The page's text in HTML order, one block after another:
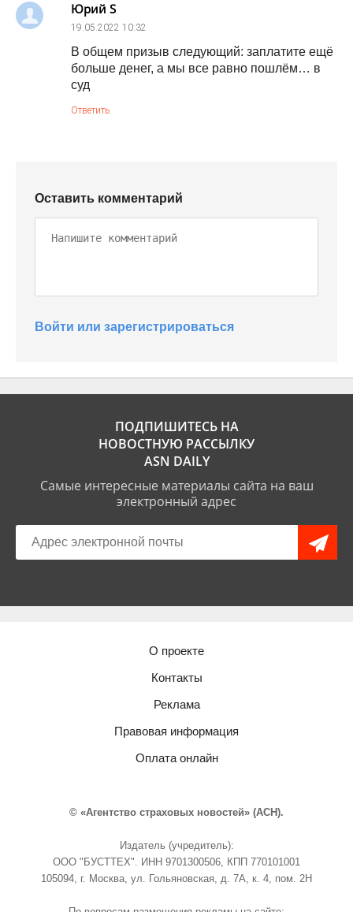
Юрий S
19.05.2022 10:32
В общем призыв следующий: заплатите ещё
больше денег, а мы все равно пошлём… в
суд
Ответить
Оставить комментарий
Войти или зарегистрироваться
ПОДПИШИТЕСЬ НА
НОВОСТНУЮ РАССЫЛКУ
ASN DAILY
Самые интересные материалы сайта на ваш
электронный адрес
О проекте
Контакты
Реклама
Правовая информация
Оплата онлайн
© «Агентство страховых новостей» (АСН).
Издатель (учредитель):
ООО "БУСТТЕХ". ИНН 9701300506, КПП 770101001
105094, г. Москва, ул. Гольяновская, д. 7А, к. 4, пом. 2Н